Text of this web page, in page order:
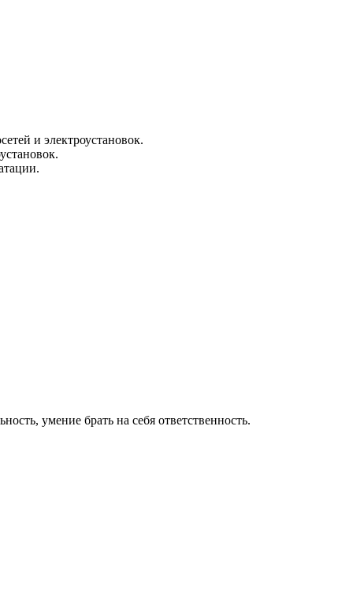
и электроустановок.
умение брать на себя ответственность.